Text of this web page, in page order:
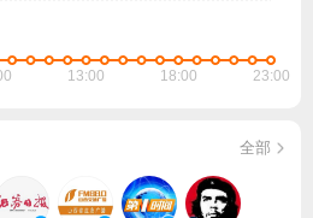
全部